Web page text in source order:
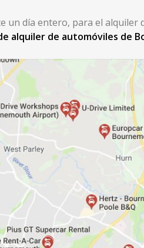
día entero, para el alquiler
alquiler de automóviles de